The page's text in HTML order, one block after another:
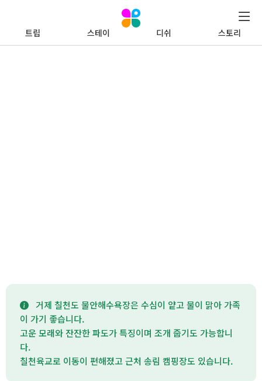
트립 스테이 디쉬 스토리
거제 칠천도 물안해수욕장은 수심이 얕고 물이 맑아 가족
이 가기 좋습니다.
고운 모래와 잔잔한 파도가 특징이며 조개 줍기도 가능합니
다.
칠천육교로 이동이 편해졌고 근처 송림 캠핑장도 있습니다.